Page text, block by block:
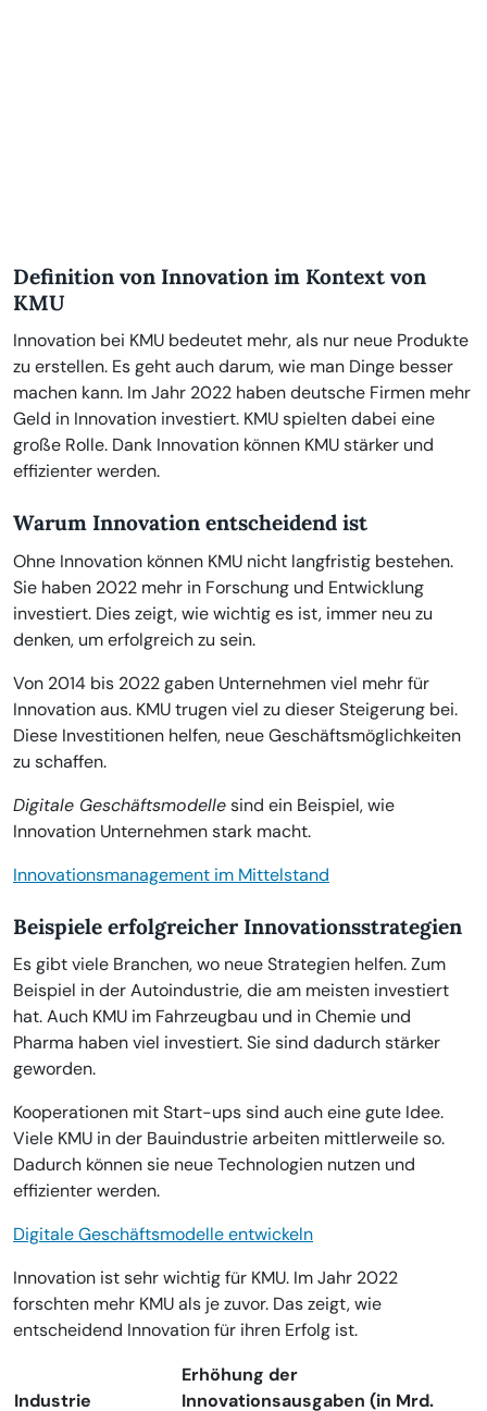
Definition von Innovation im Kontext von
KMU
Innovation bei KMU bedeutet mehr, als nur neue Produkte
zu erstellen. Es geht auch darum, wie man Dinge besser
machen kann. Im Jahr 2022 haben deutsche Firmen mehr
Geld in Innovation investiert. KMU spielten dabei eine
große Rolle. Dank Innovation können KMU stärker und
effizienter werden.
Warum Innovation entscheidend ist
Ohne Innovation können KMU nicht langfristig bestehen.
Sie haben 2022 mehr in Forschung und Entwicklung
investiert. Dies zeigt, wie wichtig es ist, immer neu zu
denken, um erfolgreich zu sein.
Von 2014 bis 2022 gaben Unternehmen viel mehr für
Innovation aus. KMU trugen viel zu dieser Steigerung bei.
Diese Investitionen helfen, neue Geschäftsmöglichkeiten
zu schaffen.
Digitale Geschäftsmodellesind ein Beispiel, wie
Innovation Unternehmen stark macht.
Innovationsmanagement im Mittelstand
Beispiele erfolgreicher Innovationsstrategien
Es gibt viele Branchen, wo neue Strategien helfen. Zum
Beispiel in der Autoindustrie, die am meisten investiert
hat. Auch KMU im Fahrzeugbau und in Chemie und
Pharma haben viel investiert. Sie sind dadurch stärker
geworden.
Kooperationen mit Start-ups sind auch eine gute Idee.
Viele KMU in der Bauindustrie arbeiten mittlerweile so.
Dadurch können sie neue Technologien nutzen und
effizienter werden.
Digitale Geschäftsmodelle entwickeln
Innovation ist sehr wichtig für KMU. Im Jahr 2022
forschten mehr KMU als je zuvor. Das zeigt, wie
entscheidend Innovation für ihren Erfolg ist.
Industrie
Erhöhung der
Innovationsausgaben (in Mrd.